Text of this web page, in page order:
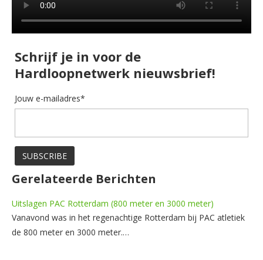
Schrijf je in voor de
Hardloopnetwerk nieuwsbrief!
Jouw e-mailadres*
Gerelateerde Berichten
Uitslagen PAC Rotterdam (800 meter en 3000 meter)
Vanavond was in het regenachtige Rotterdam bij PAC atletiek
de 800 meter en 3000 meter.…